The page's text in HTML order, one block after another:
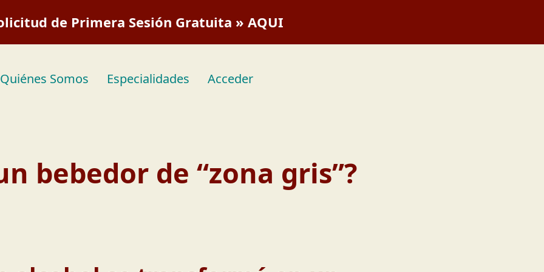
de Primera Sesión Gratuita » AQUI
Quiénes Somos Especialidades Acceder
bebedor de “zona gris”?